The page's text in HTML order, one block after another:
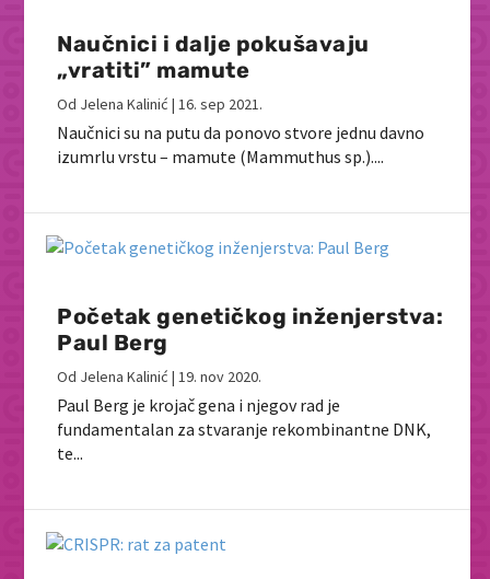
Naučnici i dalje pokušavaju
„vratiti” mamute
Od Jelena Kalinić |16. sep 2021.
Naučnici su na putu da ponovo stvore jednu davno
izumrlu vrstu – mamute (Mammuthus sp.)....
Početak genetičkog inženjerstva:
Paul Berg
Od Jelena Kalinić |19. nov 2020.
Paul Berg je krojač gena i njegov rad je
fundamentalan za stvaranje rekombinantne DNK,
te...